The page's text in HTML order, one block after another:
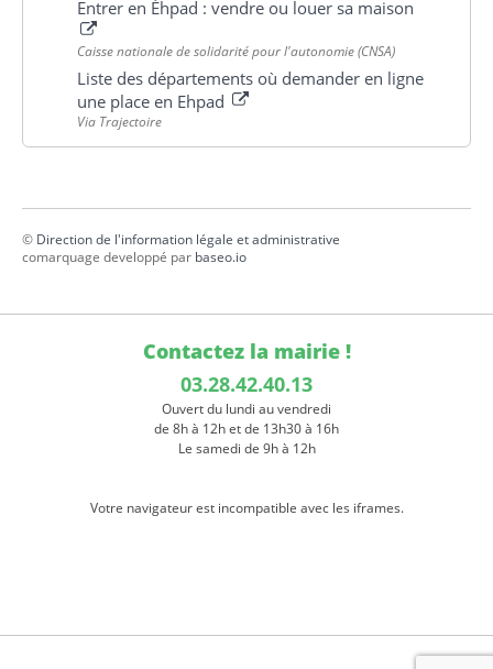
Entrer en Éhpad : vendre ou louer sa maison
Caisse nationale de solidarité pour l'autonomie (CNSA)
Liste des départements où demander en ligne
une place en Ehpad
Via Trajectoire
© Direction de l'information légale et administrative
comarquage developpé par baseo.io
Contactez la mairie !
03.28.42.40.13
Ouvert du lundi au vendredi
de 8h à 12h et de 13h30 à 16h
Le samedi de 9h à 12h
Votre navigateur est incompatible avec les iframes.